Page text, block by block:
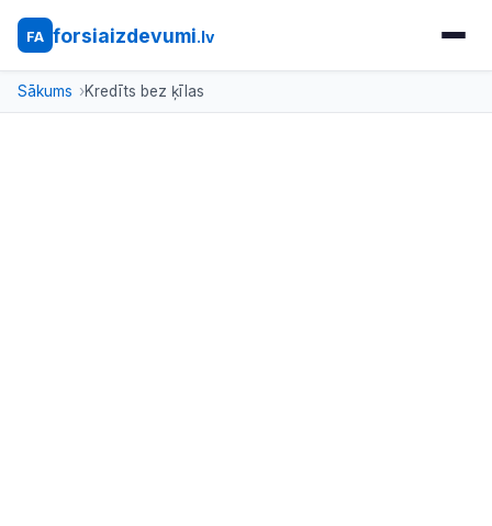
FA forsiaizdevumi.lv
Sākums Kredīts bez ķīlas